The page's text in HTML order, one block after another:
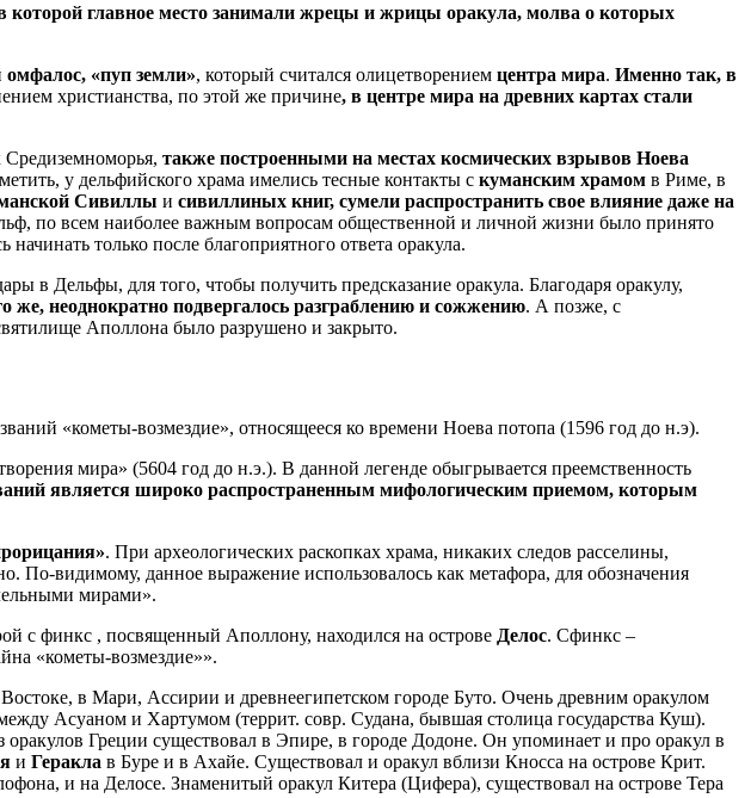
которой главное место занимали жрецы и жрицы оракула, молва о которых
омфалос, «пуп земли», который считался олицетворением центра мира. Именно так, в
христианства, по этой же причине, в центре мира на древних картах стали
также построенными на местах космических взрывов Ноева
у дельфийского храма имелись тесные контакты с куманским храмом в Риме, в
Сивиллы и сивиллиных книг, сумели распространить свое влияние даже на
по всем наиболее важным вопросам общественной и личной жизни было принято
только после благоприятного ответа оракула.
в Дельфы, для того, чтобы получить предсказание оракула. Благодаря оракулу,
же, неоднократно подвергалось разграблению и сожжению. А позже, с
Аполлона было разрушено и закрыто.
«кометы-возмездие», относящееся ко времени Ноева потопа (1596 год до н.э).
мира» (5604 год до н.э.). В данной легенде обыгрывается преемственность
является широко распространенным мифологическим приемом, которым
. При археологических раскопках храма, никаких следов расселины,
видимому, данное выражение использовалось как метафора, для обозначения
мирами».
c финкc , посвященный Аполлону, находился на острове Делос. Сфинкс –
«кометы-возмездие»».
в Мари, Ассирии и древнеегипетском городе Буто. Очень древним оракулом
Асуаном и Хартумом (террит. совр. Судана, бывшая столица государства Куш).
оракулов Греции существовал в Эпире, в городе Додоне. Он упоминает и про оракул в
и Геракла в Буре и в Ахайе. Существовал и оракул вблизи Кносса на острове Крит.
и на Делосе. Знаменитый оракул Китера (Цифера), существовал на острове Тера